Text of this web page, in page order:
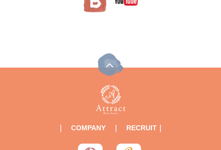
COMPANY RECRUIT